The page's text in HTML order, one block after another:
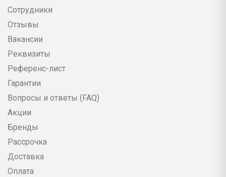
Сотрудники
Отзывы
Вакансии
Реквизиты
Референс-лист
Гарантии
Вопросы и ответы (FAQ)
Акции
Бренды
Рассрочка
Доставка
Оплата